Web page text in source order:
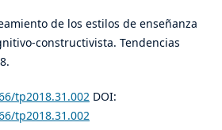
de los estilos de enseñanza
constructivista. Tendencias
tp2018.31.002 DOI:
tp2018.31.002